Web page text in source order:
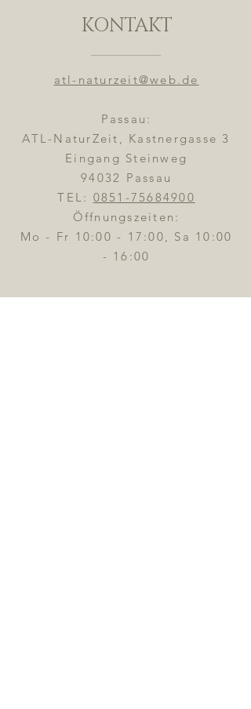
KONTAKT
atl-naturzeit@web.de
Passau:
ATL-NaturZeit, Kastnergasse 3
Eingang Steinweg
94032 Passau
TEL: 0851-75684900
Öffnungszeiten:
Mo - Fr 10:00 - 17:00, Sa 10:00
- 16:00